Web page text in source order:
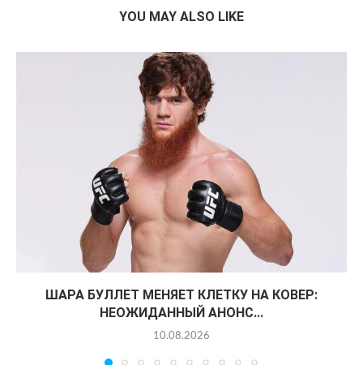
YOU MAY ALSO LIKE
ШАРА БУЛЛЕТ МЕНЯЕТ КЛЕТКУ НА КОВЕР:
НЕОЖИДАННЫЙ АНОНС...
10.08.2026